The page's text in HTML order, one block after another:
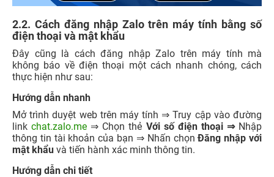
2.2. Cách đăng nhập Zalo trên máy tính bằng số
điện thoại và mật khẩu
Đây cũng là cách đăng nhập Zalo trên máy tính mà
không báo về điện thoại một cách nhanh chóng, cách
thực hiện như sau:
Hướng dẫn nhanh
Mở trình duyệt web trên máy tính ⇒ Truy cập vào đường
linkchat.zalo.me ⇒ Chọn thẻ Với số điện thoại ⇒ Nhập
thông tin tài khoản của bạn ⇒ Nhấn chọnĐăng nhập với
mật khẩu và tiến hành xác minh thông tin.
Hướng dẫn chi tiết